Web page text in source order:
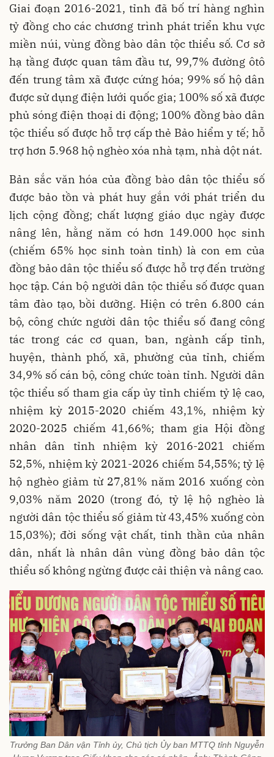
Giai đoạn 2016-2021, tỉnh đã bố trí hàng nghìn
tỷ đồng cho các chương trình phát triển khu vực
miền núi, vùng đồng bào dân tộc thiểu số. Cơ sở
hạ tầng được quan tâm đầu tư, 99,7% đường ôtô
đến trung tâm xã được cứng hóa; 99% số hộ dân
được sử dụng điện lưới quốc gia; 100% số xã được
phủ sóng điện thoại di động; 100% đồng bào dân
tộc thiểu số được hỗ trợ cấp thẻ Bảo hiểm y tế; hỗ
trợ hơn 5.968 hộ nghèo xóa nhà tạm, nhà dột nát.
Bản sắc văn hóa của đồng bào dân tộc thiểu số
được bảo tồn và phát huy gắn với phát triển du
lịch cộng đồng; chất lượng giáo dục ngày được
nâng lên, hằng năm có hơn 149.000 học sinh
(chiếm 65% học sinh toàn tỉnh) là con em của
đồng bảo dân tộc thiểu số được hỗ trợ đến trường
học tập. Cán bộ người dân tộc thiểu số được quan
tâm đào tạo, bồi dưỡng. Hiện có trên 6.800 cán
bộ, công chức người dân tộc thiểu số đang công
tác trong các cơ quan, ban, ngành cấp tỉnh,
huyện, thành phố, xã, phường của tỉnh, chiếm
34,9% số cán bộ, công chức toàn tỉnh. Người dân
tộc thiểu số tham gia cấp ủy tỉnh chiếm tỷ lệ cao,
nhiệm kỳ 2015-2020 chiếm 43,1%, nhiệm kỳ
2020-2025 chiếm 41,66%; tham gia Hội đồng
nhân dân tỉnh nhiệm kỳ 2016-2021 chiếm
52,5%, nhiệm kỳ 2021-2026 chiếm 54,55%; tỷ lệ
hộ nghèo giảm từ 27,81% năm 2016 xuống còn
9,03% năm 2020 (trong đó, tỷ lệ hộ nghèo là
người dân tộc thiểu số giảm từ 43,45% xuống còn
15,03%); đời sống vật chất, tinh thần của nhân
dân, nhất là nhân dân vùng đồng bảo dân tộc
thiểu số không ngừng được cải thiện và nâng cao.
Trưởng Ban Dân vận Tỉnh ủy, Chủ tịch Ủy ban MTTQ tỉnh Nguyễn